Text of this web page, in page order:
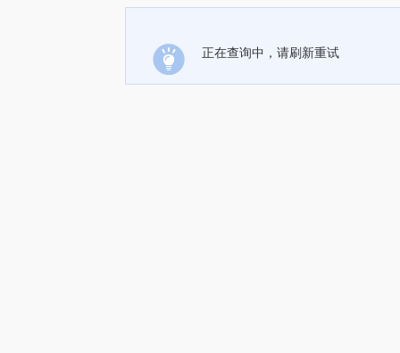
正在查询中，请刷新重试